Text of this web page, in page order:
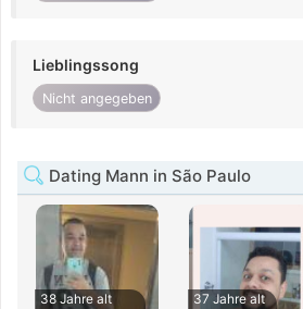
Lieblingssong
Nicht angegeben
Dating Mann in São Paulo
38 Jahre alt
37 Jahre alt